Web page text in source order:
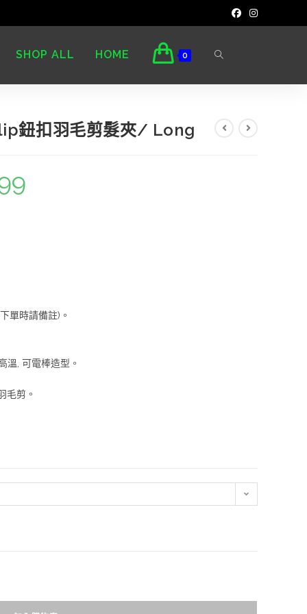
SHOP ALL HOME 0
鈕扣羽毛剪髮夾/ Long
單時請備註)。
溫, 可電棒造型。
毛剪。